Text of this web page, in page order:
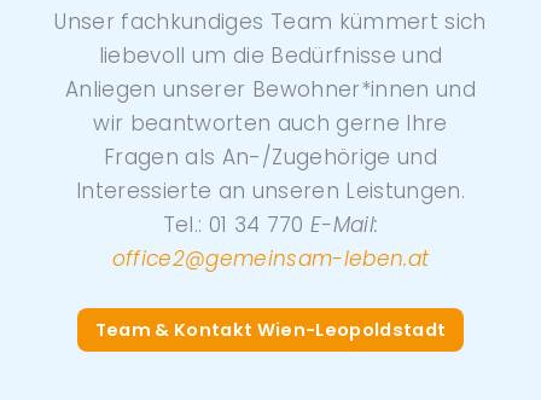
Unser fachkundiges Team kümmert sich
liebevoll um die Bedürfnisse und
Anliegen unserer Bewohner*innen und
wir beantworten auch gerne Ihre
Fragen als An-/Zugehörige und
Interessierte an unseren Leistungen.
Tel.: 01 34 770E-Mail:
office2@gemeinsam-leben.at
Team & Kontakt Wien-Leopoldstadt